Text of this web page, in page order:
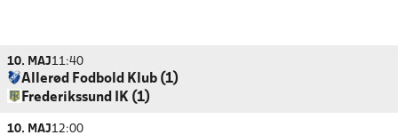
10. MAJ11:40
Allerød Fodbold Klub (1)
Frederikssund IK (1)
10. MAJ12:00